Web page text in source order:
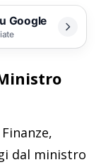
Google
dal ministro